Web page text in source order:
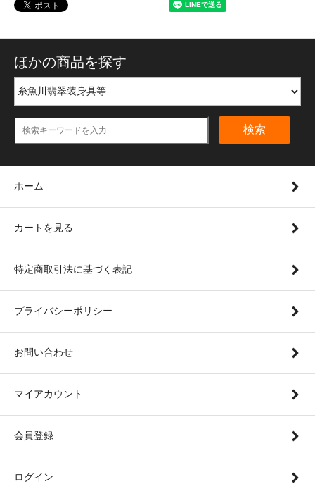
ほかの商品を探す
検索
ホーム
カートを見る
特定商取引法に基づく表記
プライバシーポリシー
お問い合わせ
マイアカウント
会員登録
ログイン